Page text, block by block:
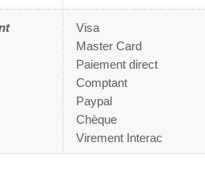
Visa
Master Card
Paiement direct
Comptant
Paypal
Chèque
Virement Interac